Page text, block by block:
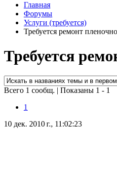
Главная
Форумы
Услуги (требуется)
Требуется ремонт
Требуется
Всего 1 сообщ. | Показаны 1 - 1
1
10 дек. 2010 г., 11:02:23